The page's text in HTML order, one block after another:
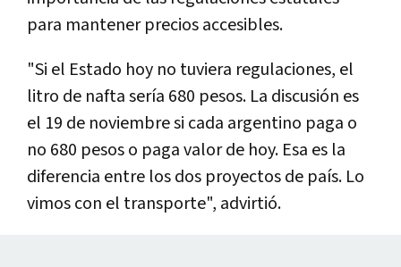
para mantener precios accesibles.
"Si el Estado hoy no tuviera regulaciones, el
litro de nafta sería 680 pesos. La discusión es
el 19 de noviembre si cada argentino paga o
no 680 pesos o paga valor de hoy. Esa es la
diferencia entre los dos proyectos de país. Lo
vimos con el transporte", advirtió.